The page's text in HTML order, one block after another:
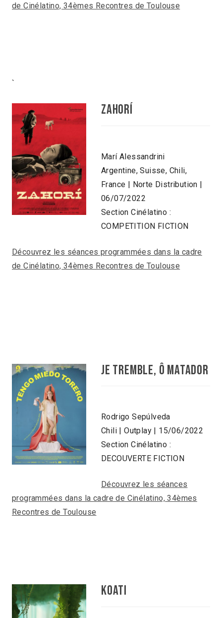
de Cinélatino, 34èmes Recontres de Toulouse
`
ZAHORÍ
Marí Alessandrini
Argentine, Suisse, Chili,
France | Norte Distribution |
06/07/2022
Section Cinélatino :
COMPETITION FICTION
Découvrez les séances programmées dans la cadre
de Cinélatino, 34èmes Recontres de Toulouse
JE TREMBLE, Ô MATADOR
Rodrigo Sepúlveda
Chili | Outplay | 15/06/2022
Section Cinélatino :
DECOUVERTE FICTION
Découvrez les séances
programmées dans la cadre de Cinélatino, 34èmes
Recontres de Toulouse
KOATI